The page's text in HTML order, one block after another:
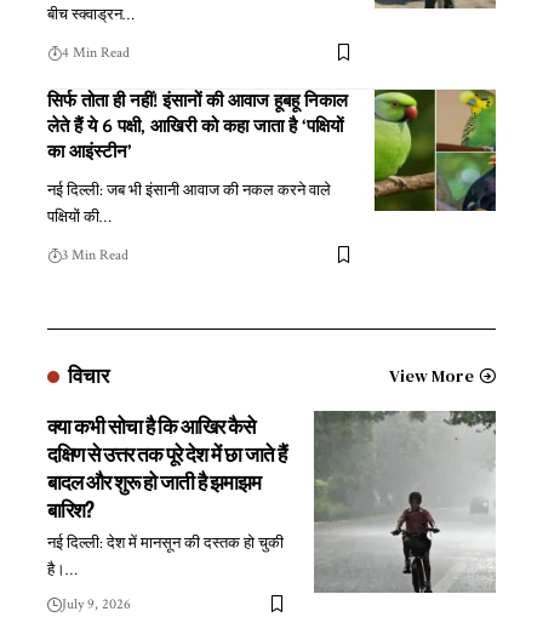
बीच स्क्वाड्रन…
4 Min Read
सिर्फ तोता ही नहीं! इंसानों की आवाज हूबहू निकाल
लेते हैं ये 6 पक्षी, आखिरी को कहा जाता है ‘पक्षियों
का आइंस्टीन’
नई दिल्ली: जब भी इंसानी आवाज की नकल करने वाले
पक्षियों की…
3 Min Read
विचार View More
क्या कभी सोचा है कि आखिर कैसे
दक्षिण से उत्तर तक पूरे देश में छा जाते हैं
बादल और शुरू हो जाती है झमाझम
बारिश?
नई दिल्ली: देश में मानसून की दस्तक हो चुकी
है।…
July 9, 2026